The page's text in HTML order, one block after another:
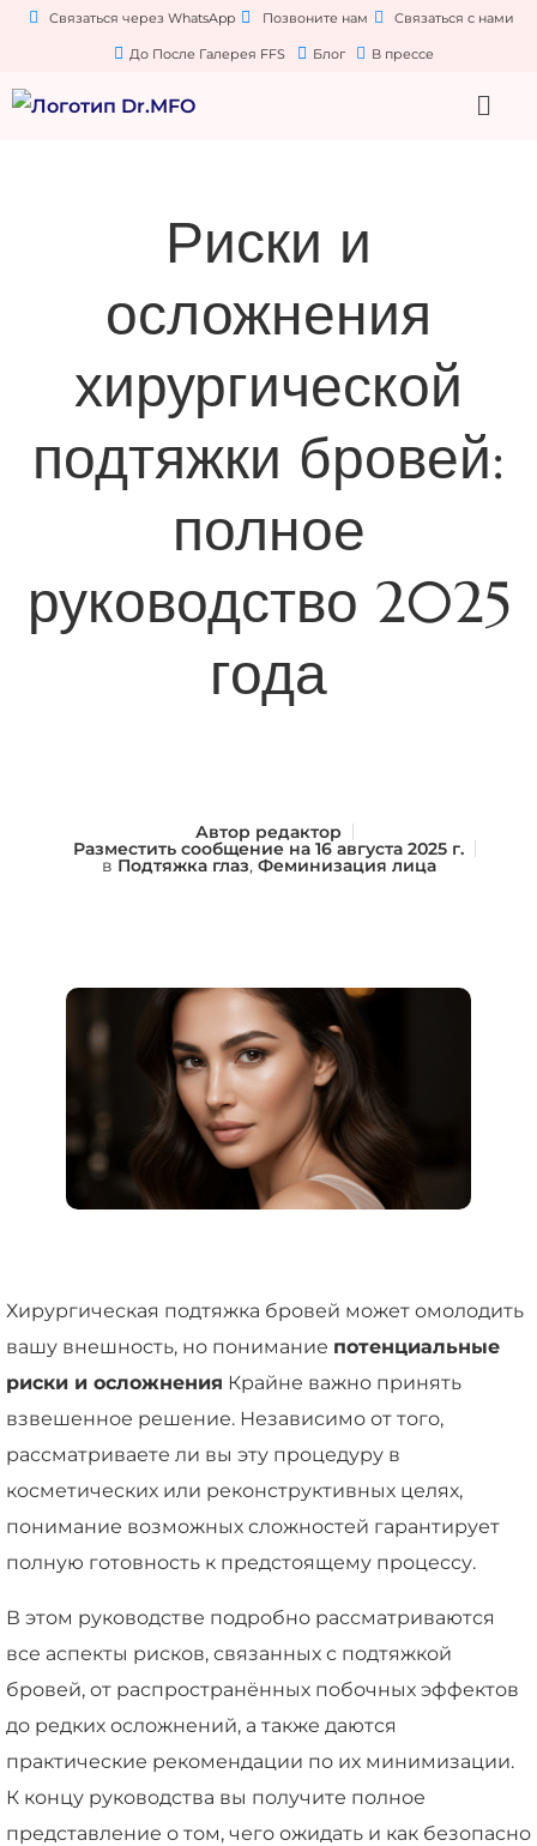
Связаться через WhatsApp Позвоните нам Связаться с нами
До После Галерея FFS Блог В прессе
Риски и
осложнения
хирургической
подтяжки бровей:
полное
руководство 2025
года
Автор редактор
Разместить сообщение на 16 августа 2025 г.
в Подтяжка глаз, Феминизация лица
Хирургическая подтяжка бровей может омолодить
вашу внешность, но понимание потенциальные
риски и осложнения Крайне важно принять
взвешенное решение. Независимо от того,
рассматриваете ли вы эту процедуру в
косметических или реконструктивных целях,
понимание возможных сложностей гарантирует
полную готовность к предстоящему процессу.
В этом руководстве подробно рассматриваются
все аспекты рисков, связанных с подтяжкой
бровей, от распространённых побочных эффектов
до редких осложнений, а также даются
практические рекомендации по их минимизации.
К концу руководства вы получите полное
представление о том, чего ожидать и как безопасно